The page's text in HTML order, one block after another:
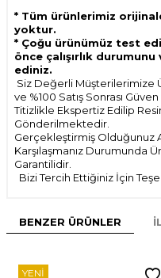
* Tüm ürünlerimiz
yoktur.
* Çoğu ürünümüz test
önce çalışırlık
ediniz.
Siz Değerli Müşterilerimize
ve %100 Satış Sonrası
Titizlikle Ekspertiz Edilip
Gönderilmektedir.
Gerçekleştirmiş Olduğunuz
Karşılaşmanız Durumunda
Garantilidir.
Bizi Tercih Ettiğiniz İçin
BENZER ÜRÜNLER
YENI